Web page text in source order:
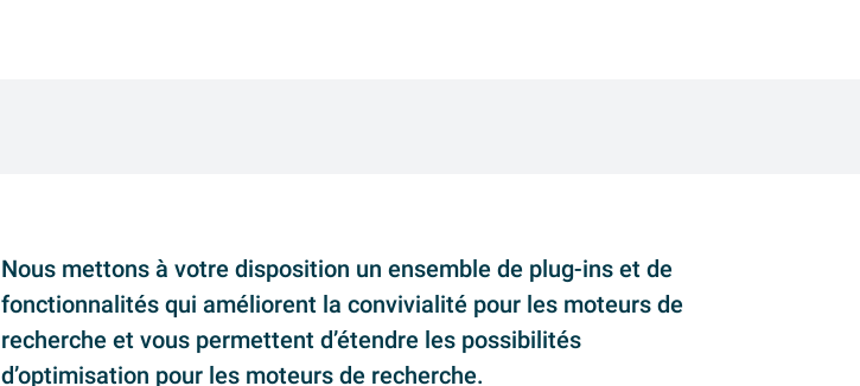
Nous mettons à votre disposition un ensemble de plug-ins et de
fonctionnalités qui améliorent la convivialité pour les moteurs de
recherche et vous permettent d’étendre les possibilités
d’optimisation pour les moteurs de recherche.